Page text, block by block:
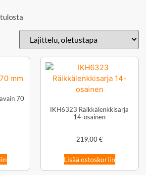
70
IKH6323 Räikkälenkkisarja
14-osainen
219,00€
Lisää ostoskoriin